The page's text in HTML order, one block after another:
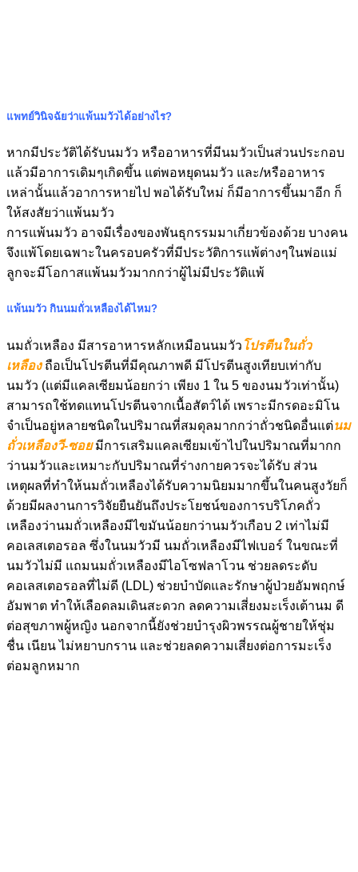
แพทย์วินิจฉัยว่าแพ้นมวัวได้อย่างไร?
หากมีประวัติได้รับนมวัว หรืออาหารที่มีนมวัวเป็นส่วนประกอบ
แล้วมีอาการเดิมๆเกิดขึ้น แต่พอหยุดนมวัว และ/หรืออาหาร
เหล่านั้นแล้วอาการหายไป พอได้รับใหม่ ก็มีอาการขึ้นมาอีก ก็
ให้สงสัยว่าแพ้นมวัว
การแพ้นมวัว อาจมีเรื่องของพันธุกรรมมาเกี่ยวข้องด้วย บางคน
จึงแพ้โดยเฉพาะในครอบครัวที่มีประวัติการแพ้ต่างๆในพ่อแม่
ลูกจะมีโอกาสแพ้นมวัวมากกว่าผู้ไม่มีประวัติแพ้
แพ้นมวัว กินนมถั่วเหลืองได้ไหม?
นมถั่วเหลือง มีสารอาหารหลักเหมือนนมวัว โปรตีนในถั่ว
เหลืองถือเป็นโปรตีนที่มีคุณภาพดี มีโปรตีนสูงเทียบเท่ากับ
นมวัว (แต่มีแคลเซียมน้อยกว่า เพียง 1 ใน 5 ของนมวัวเท่านั้น)
สามารถใช้ทดแทนโปรตีนจากเนื้อสัตว์ได้ เพราะมีกรดอะมิโน
จำเป็นอยู่หลายชนิดในปริมาณที่สมดุลมากกว่าถั่วชนิดอื่นแต่นม
ถั่วเหลืองวี-ซอยมีการเสริมแคลเซียมเข้าไปในปริมาณที่มากก
ว่านมวัวและเหมาะกับปริมาณที่ร่างกายควรจะได้รับ ส่วน
เหตุผลที่ทำให้นมถั่วเหลืองได้รับความนิยมมากขึ้นในคนสูงวัยก็
ด้วยมีผลงานการวิจัยยืนยันถึงประโยชน์ของการบริโภคถั่ว
เหลืองว่านมถั่วเหลืองมีไขมันน้อยกว่านมวัวเกือบ 2 เท่าไม่มี
คอเลสเตอรอล ซึ่งในนมวัวมี นมถั่วเหลืองมีไฟเบอร์ ในขณะที่
นมวัวไม่มี แถมนมถั่วเหลืองมีไอโซฟลาโวน ช่วยลดระดับ
คอเลสเตอรอลที่ไม่ดี (LDL) ช่วยบำบัดและรักษาผู้ป่วยอัมพฤกษ์
อัมพาต ทำให้เลือดลมเดินสะดวก ลดความเสี่ยงมะเร็งเต้านม ดี
ต่อสุขภาพผู้หญิง นอกจากนี้ยังช่วยบำรุงผิวพรรณผู้ชายให้ชุ่ม
ชื่น เนียน ไม่หยาบกราน และช่วยลดความเสี่ยงต่อการมะเร็ง
ต่อมลูกหมาก